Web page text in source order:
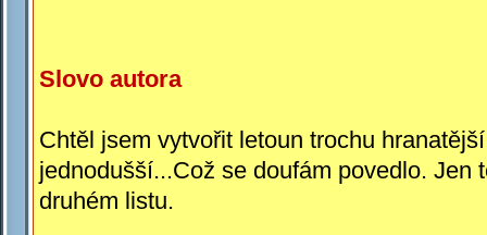
Slovo autora
Chtěl jsem vytvořit letoun trochu
jednodušší...Což se doufám povedlo. Jen
druhém listu.